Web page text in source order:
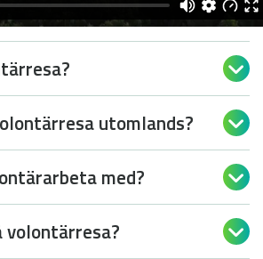

utomlands? 
med? 
volontärresa? 